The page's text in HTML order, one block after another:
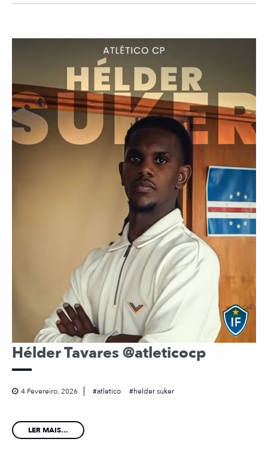
Hélder Tavares @atleticocp
4 Fevereiro, 2026 atletico helder suker
LER MAIS...